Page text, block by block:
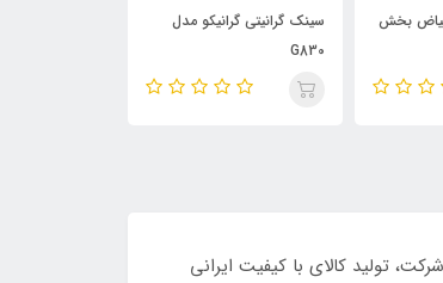
بخش
سینک گرانیتی گرانیکو مدل
G830
شرکت، تولید کالای با کیفیت ایرانی